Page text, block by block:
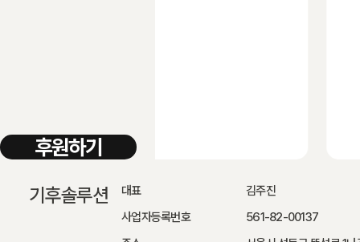
후원하기
기후솔루션 대표
김주진
사업자등록번호
561-82-00137